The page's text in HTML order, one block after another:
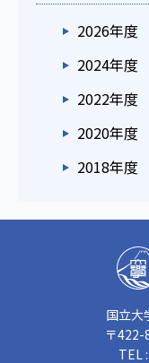
2026年度
2024年度
2022年度
2020年度
2018年度
国立大
〒422-
TEL